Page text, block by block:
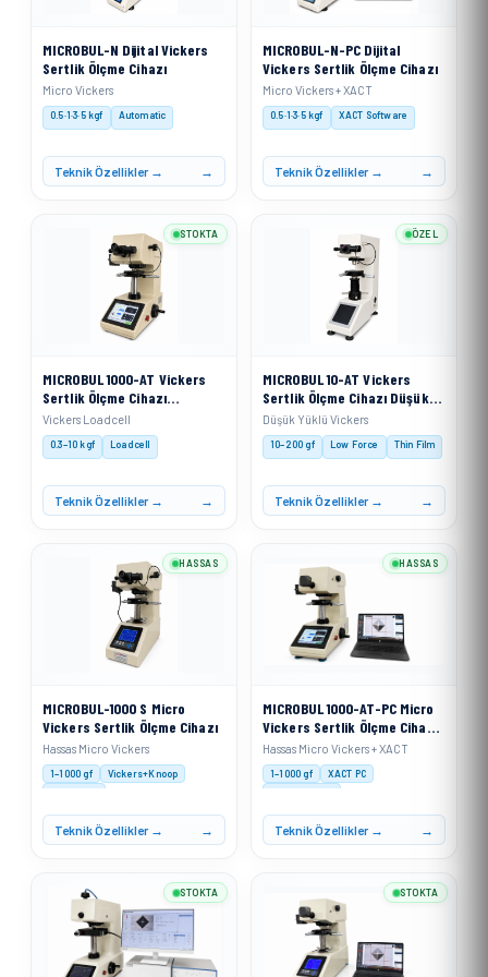
MICROBUL-N Dijital Vickers
Sertlik Ölçme Cihazı
Micro Vickers
0.5·1·3·5 kgf Automatic
Teknik Özellikler →
MICROBUL-N-PC Dijital
Vickers Sertlik Ölçme Cihazı
Micro Vickers + XACT
0.5·1·3·5 kgf XACT Software
Teknik Özellikler →
MICROBUL 1000-AT Vickers
Sertlik Ölçme Cihazı
Otomatik Taret
Vickers Loadcell
0.3–10 kgf Loadcell
Teknik Özellikler →
STOKTA
MICROBUL 10-AT Vickers
Sertlik Ölçme Cihazı Düşük
Yüklü
Düşük Yüklü Vickers
10–200 gf Low Force Thin Film
Teknik Özellikler →
ÖZEL
MICROBUL-1000 S Micro
Vickers Sertlik Ölçme Cihazı
Hassas Micro Vickers
1–1000 gf
Vickers+Knoop
Motorised
Teknik Özellikler →
HASSAS
MICROBUL 1000-AT-PC Micro
Vickers Sertlik Ölçme Cihazı
+ XACT
Hassas Micro Vickers + XACT
1–1000 gf
XACT PC
Auto Analysis
Teknik Özellikler →
HASSAS
STOKTA STOKTA